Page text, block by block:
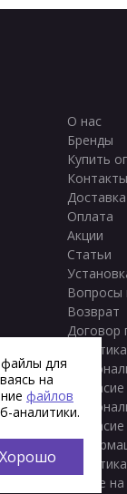
177
О нас
Бренды
Купить
Контакты
Доставка
Оплата
Акции
Статьи
Вопросы
Возврат
Договор
cookie
для
на
файлов
аналитики.
Хорошо